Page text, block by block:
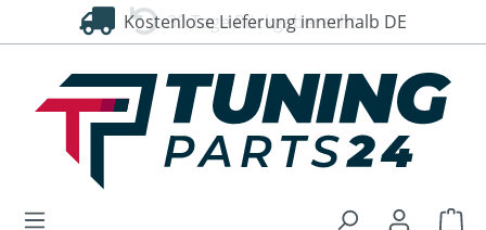
springen Kostenlose Lieferung innerhalb DE
30 Tage Rückgaberecht